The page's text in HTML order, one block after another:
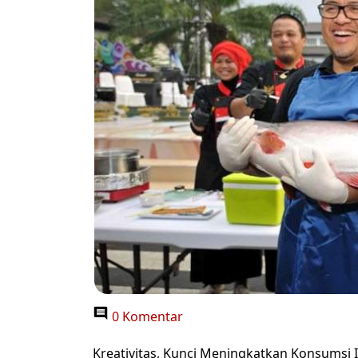
0 Komentar
Kreativitas, Kunci Meningkatkan Konsumsi